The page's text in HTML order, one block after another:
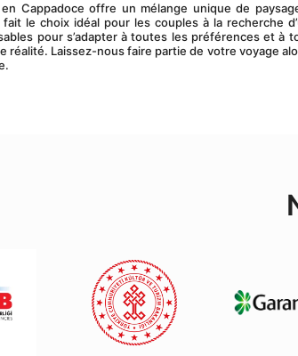
Cappadoce offre un mélange unique de
le choix idéal pour les couples à la recherche
pour s’adapter à toutes les préférences et
réalité. Laissez-nous faire partie de votre voyage